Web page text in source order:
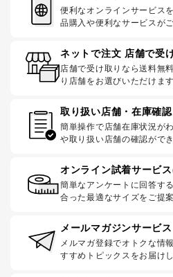
便利なオンラインサービス
品購入や便利なサービスが
ネットで注文 店舗で受
店舗で受け取りなら送料無
り店舗をお選びいただけます
取り扱い店舗・在庫確認
簡単操作で店舗在庫状況が
や取り扱い店舗の確認ができ
オンライン試着サービ
簡単なアンケートに回答す
合った最適なサイズをご提案
メールマガジンサービス
メルマガ登録でオトクな情
すすめトピックスをお届けし